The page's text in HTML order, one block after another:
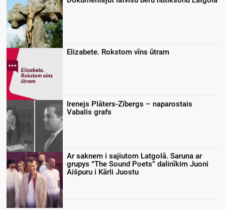
Elizabete. Rokstom vīns ūtram
Irenejs Plāters-Zībergs – naparostais
Vabalis grafs
Ar saknem i sajiutom Latgolā. Saruna ar
grupys “The Sound Poets” dalinīkim Juoni
Aišpuru i Kārli Juostu